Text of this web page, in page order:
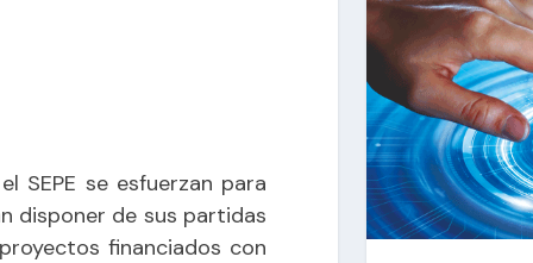
SEPE se esfuerzan para
disponer de sus partidas
financiados con